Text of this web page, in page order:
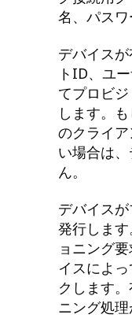
名、パスワ
デバイス
トID、ユ
てプロビ
します。
のクライ
い場合は
ん。
デバイス
発行しま
ョニング
イスによ
クします
ニング処理